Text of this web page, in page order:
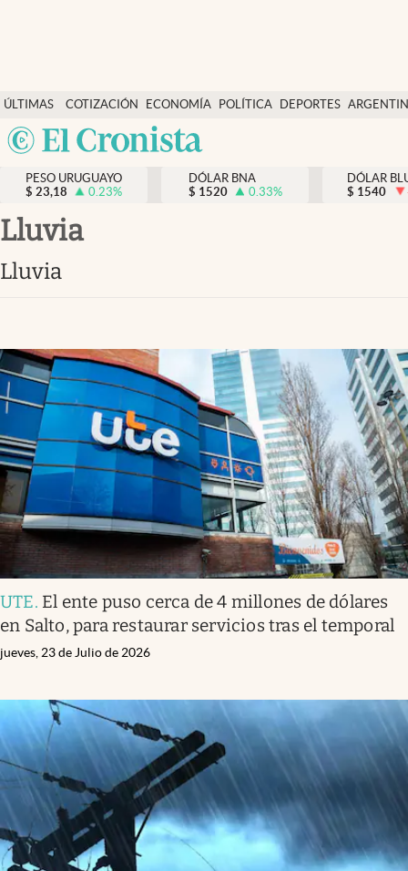
ÚLTIMAS
NOTICIAS
COTIZACIÓN
DÓLAR
ECONOMÍA POLÍTICA DEPORTES
México
Actualidad
Economía
PolíticaPESO URUGUAYO
$ 23,18 0.23%
DÓLAR BNA
$ 1520 0.33%
DÓLAR
$ 1540
Lluvia
Lluvia
UTE. El ente puso cerca de 4 millones de dólares
en Salto, para restaurar servicios tras el temporal
jueves, 23 de Julio de 2026